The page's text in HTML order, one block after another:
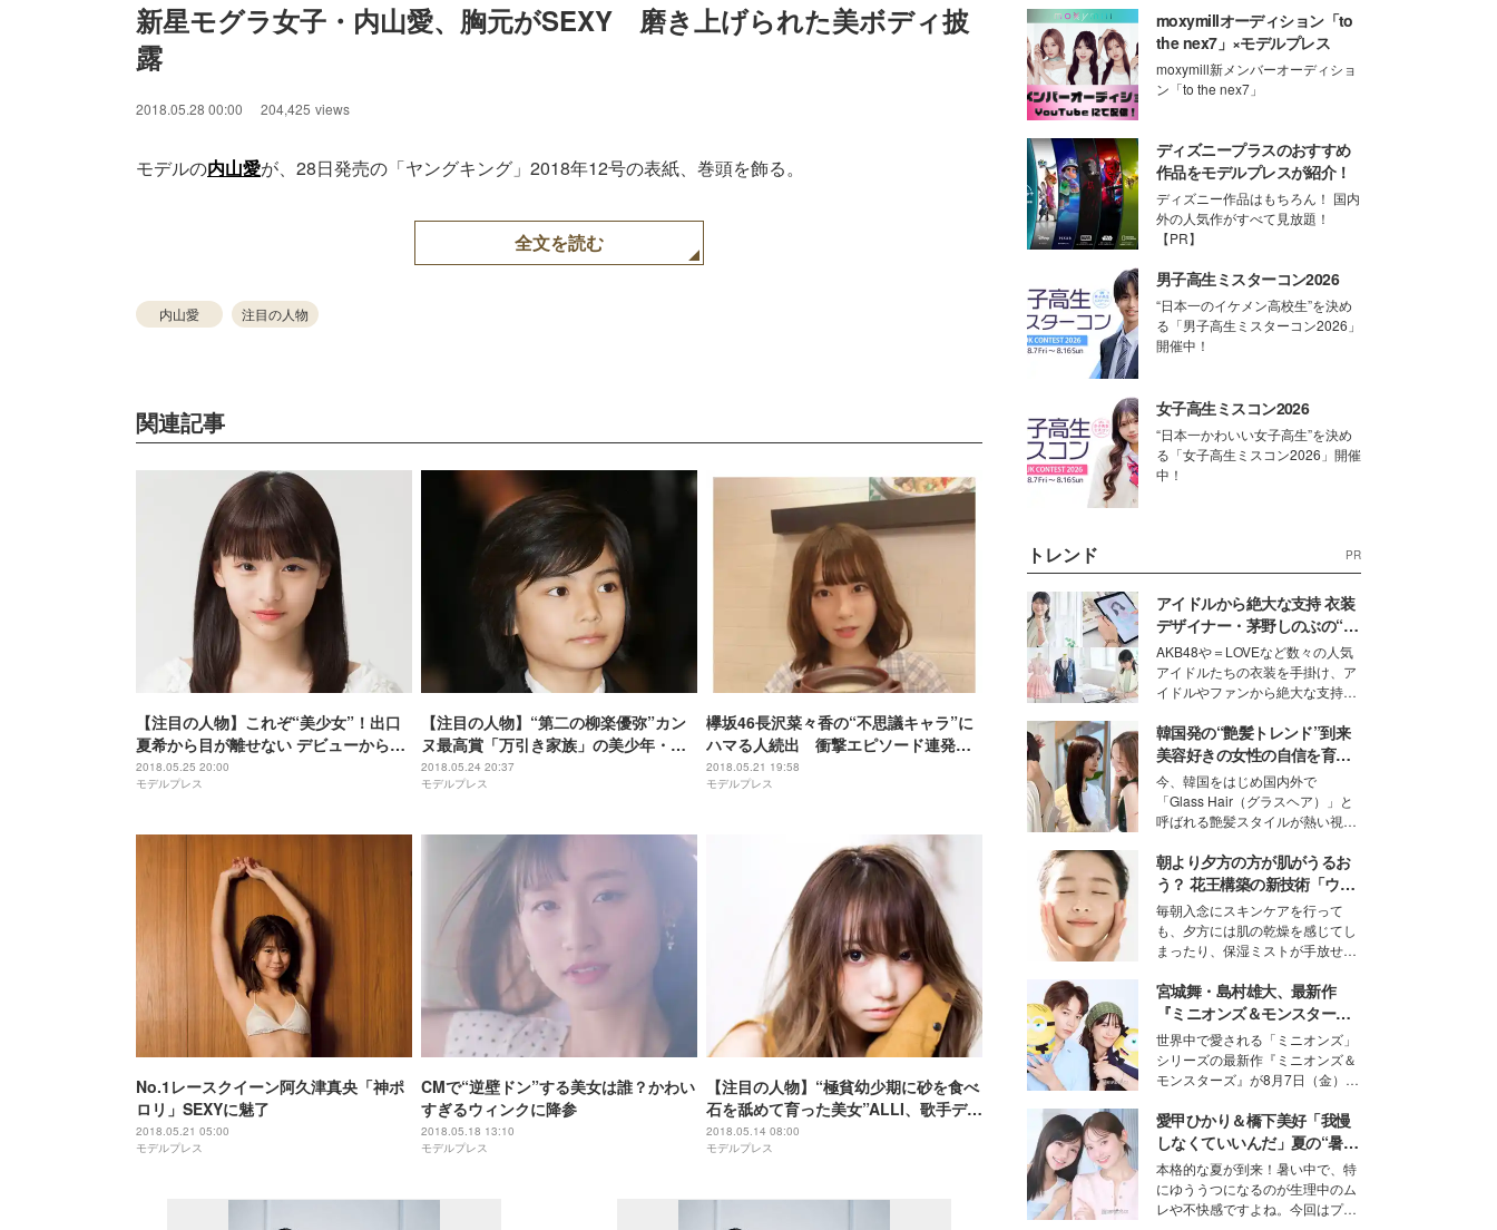
新星モグラ女子・内山愛、胸元がSEXY　磨き上げられた美ボディ披
露
2018.05.28 00:00 204,425 views
モデルの内山愛が、28日発売の「ヤングキング」2018年12号の表紙、巻頭を飾る。
全文を読む
内山愛 注目の人物
関連記事
【注目の人物】これぞ“美少女”！出口
夏希から目が離せない デビューから2
ヶ月で数々抜擢
2018.05.25 20:00
モデルプレス
【注目の人物】“第二の柳楽優弥”カン
ヌ最高賞「万引き家族」の美少年・城
桧吏に熱視線
2018.05.24 20:37
モデルプレス
欅坂46長沢菜々香の“不思議キャラ”に
ハマる人続出 衝撃エピソード連発で
驚きの声も
2018.05.21 19:58
モデルプレス
No.1レースクイーン阿久津真央「神ポ
ロリ」SEXYに魅了
2018.05.21 05:00
モデルプレス
CMで“逆壁ドン”する美女は誰？かわい
すぎるウィンクに降参
2018.05.18 13:10
モデルプレス
【注目の人物】“極貧幼少期に砂を食べ
石を舐めて育った美女”ALLI、歌手デビ
ュー
2018.05.14 08:00
モデルプレス
moxymillオーディション「to
the nex7」×モデルプレス
moxymill新メンバーオーディショ
ン「to the nex7」
ディズニープラスのおすすめ
作品をモデルプレスが紹介！
ディズニー作品はもちろん！ 国内
外の人気作がすべて見放題！
【PR】
男子高生ミスターコン2026
“日本一のイケメン高校生”を決め
る「男子高生ミスターコン2026」
開催中！
女子高生ミスコン2026
“日本一かわいい女子高生”を決め
る「女子高生ミスコン2026」開催
中！
トレンド PR
アイドルから絶大な支持 衣装
デザイナー・茅野しのぶの“可
愛い”を作る美学＜「シチズン
クロスシー」インタビュー＞
AKB48や＝LOVEなど数々の人気
アイドルたちの衣装を手掛け、ア
イドルやファンから絶大な支持を
取締役兼クリエイティブディレク
ター・茅野しのぶ。一人ひとりの
個性に寄り添い、魅力を引き出す
衣装作りは、多くの女性たちに勇
気と自信を与え続けている。
韓国発の“艶髪トレンド”到来
美容好きの女性の自信を育む
「ヘアケア事情」って？
今、韓国をはじめ国内外で
「Glass Hair（グラスヘア）」と
呼ばれる艶髪スタイルが熱い視線
ションの完成度を高めるベースと
して、“髪そのものの美しさ”に改
めて注目する人が増えている様
子。今回は、そんな憧れの艶やか
な髪を日常で叶える、美容好きの
女性たちのヘアケア事情を紹介し
ます。
朝より夕方の方が肌がうるお
う？ 花王構築の新技術「ウォ
ーターキャプチャリングスキ
ン（捕水肌）」がスキンケア
の常識を変える予感
毎朝入念にスキンケアを行って
も、夕方には肌の乾燥を感じてし
まったり、保湿ミストが手放せな
な美容の常識を大きく変える可能
性を秘めた、革新的な「Water
Capturing Skin（ウォーターキャ
プチャリングスキン：捕水肌）」
技術を、花王が構築した。
宮城舞・島村雄大、最新作
『ミニオンズ＆モンスター
ズ』の魅力熱弁 ハチャメチャ
だけじゃない“友情と絆”に感
動
世界中で愛される「ミニオンズ」
シリーズの最新作『ミニオンズ＆
モンスターズ』が8月7日（金）に
ニオン好き”という共通点を持つモ
デルの宮城舞と島村雄大の特別対
談をお届け！それぞれの視点か
ら、今作ならではの魅力や予想外
の感動をもたらす奥深いストーリ
ーについて熱く語り合ってもらっ
愛甲ひかり＆橋下美好「我慢
しなくていいんだ」夏の“暑さ
対策”の新しい選択肢とは？
本格的な夏が到来！暑い中で、特
にゆううつになるのが生理中のム
レや不快感ですよね。今回はプラ